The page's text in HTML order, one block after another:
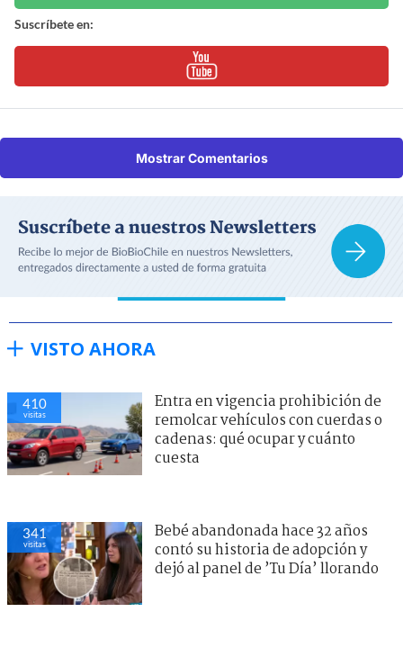
Suscríbete en:
Mostrar Comentarios
VISTO AHORA
410
visitas
Entra en vigencia prohibición de
remolcar vehículos con cuerdas o
cadenas: qué ocupar y cuánto
cuesta
341
visitas
Bebé abandonada hace 32 años
contó su historia de adopción y
dejó al panel de ’Tu Día’ llorando